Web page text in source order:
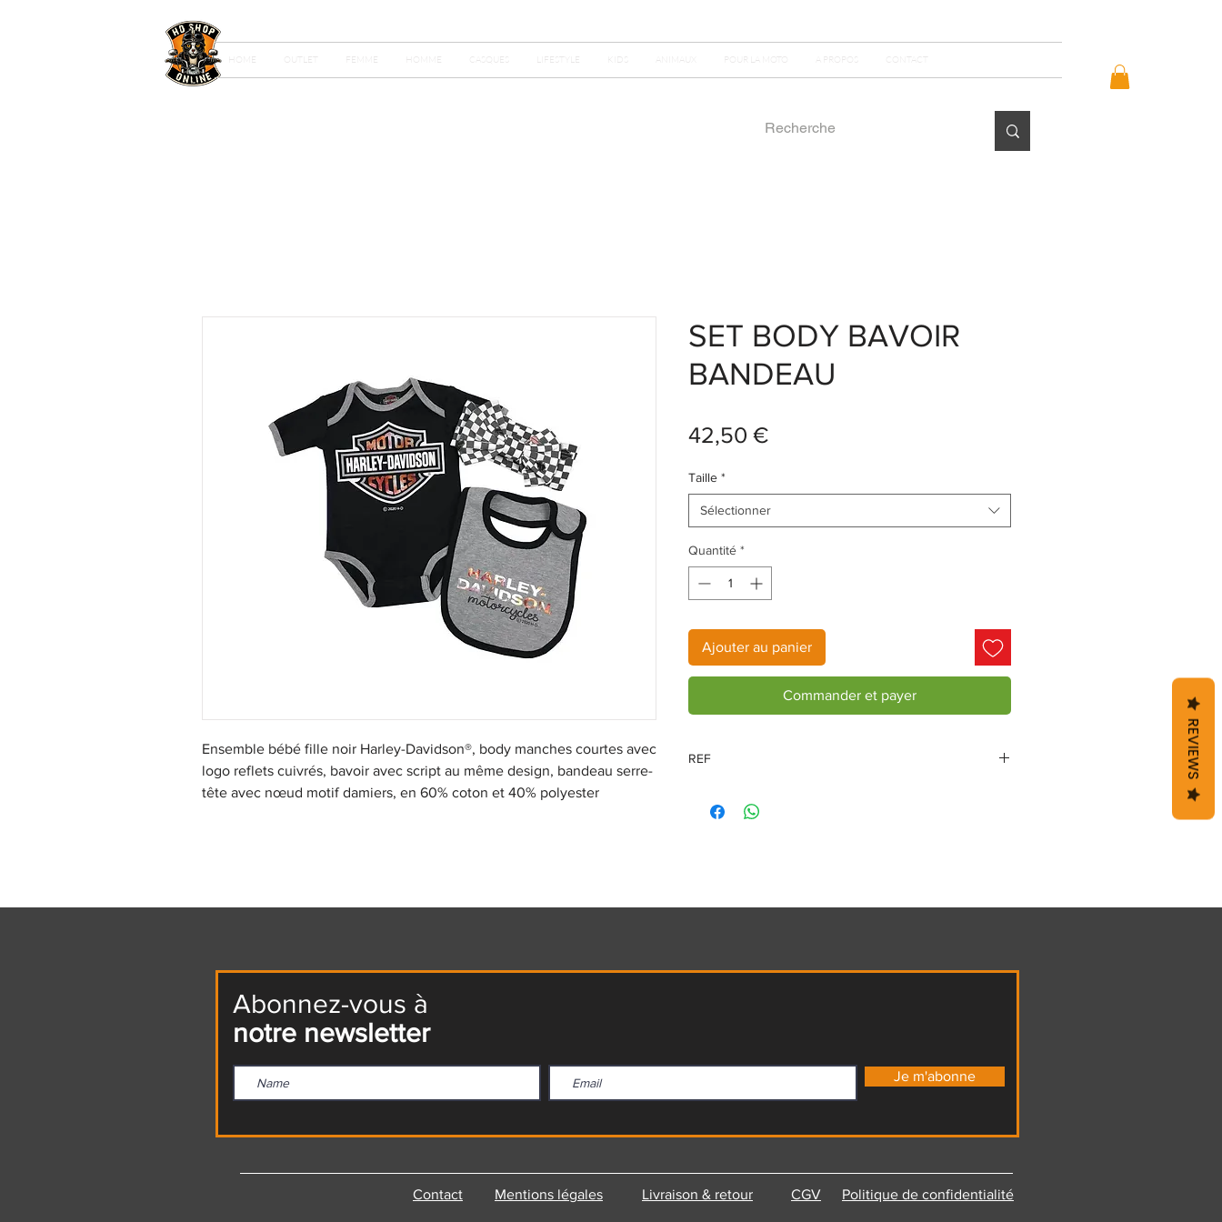
HOME OUTLET FEMME HOMME CASQUES LIFESTYLE KIDS ANIMAUX POUR LA MOTO A PROPOS CONTACT
Ensemble bébé fille noir Harley-Davidson®, body manches courtes avec
logo reflets cuivrés, bavoir avec script au même design, bandeau serre-
tête avec nœud motif damiers, en 60% coton et 40% polyester
SET BODY BAVOIR
BANDEAU
42,50 €Prix
Taille *
Sélectionner
Quantité *
Ajouter au panier
Commander et payer
REF
Abonnez-vous à
notre newsletter
Je m'abonne
Contact Mentions légales Livraison & retour CGV Politique de confidentialité
REVIEWS